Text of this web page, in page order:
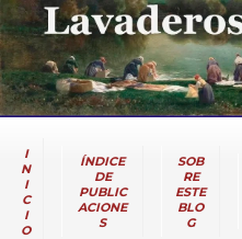
I
N
I
C
I
O
ÍNDICE
DE
PUBLIC
ACIONE
S
SOB
RE
ESTE
BLO
G